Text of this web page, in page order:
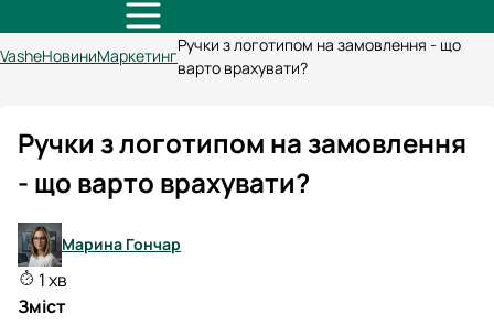
VasheНовиниМаркетинг
Ручки з логотипом на замовлення - що
варто врахувати?
Ручки з логотипом на замовлення
- що варто врахувати?
Марина Гончар
1 хв
Зміст